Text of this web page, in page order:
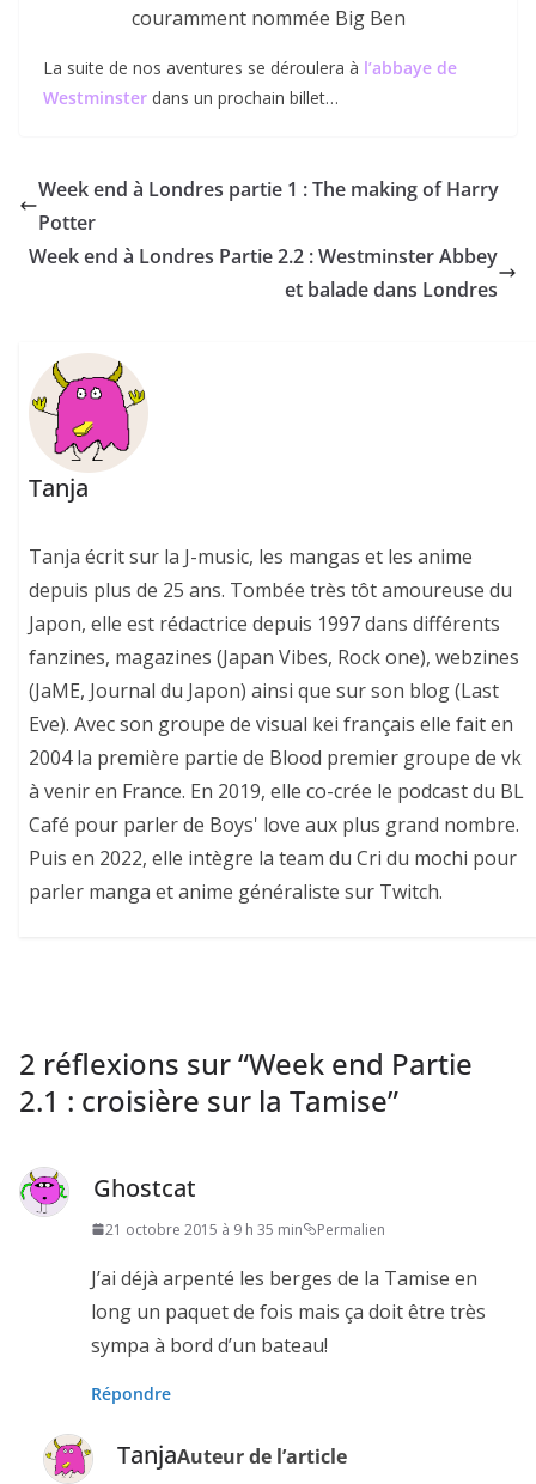
couramment nommée Big Ben
La suite de nos aventures se déroulera à l’abbaye de
Westminster dans un prochain billet…
Week end à Londres partie 1 : The making of Harry
Potter
Week end à Londres Partie 2.2 : Westminster Abbey
et balade dans Londres
Tanja
Tanja écrit sur la J-music, les mangas et les anime
depuis plus de 25 ans. Tombée très tôt amoureuse du
Japon, elle est rédactrice depuis 1997 dans différents
fanzines, magazines (Japan Vibes, Rock one), webzines
(JaME, Journal du Japon) ainsi que sur son blog (Last
Eve). Avec son groupe de visual kei français elle fait en
2004 la première partie de Blood premier groupe de vk
à venir en France. En 2019, elle co-crée le podcast du BL
Café pour parler de Boys' love aux plus grand nombre.
Puis en 2022, elle intègre la team du Cri du mochi pour
parler manga et anime généraliste sur Twitch.
2 réflexions sur “Week end Partie
2.1 : croisière sur la Tamise”
Ghostcat
21 octobre 2015 à 9 h 35 min Permalien
J’ai déjà arpenté les berges de la Tamise en
long un paquet de fois mais ça doit être très
sympa à bord d’un bateau!
Répondre
TanjaAuteur de l’article